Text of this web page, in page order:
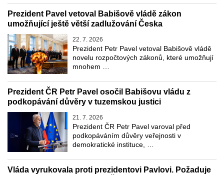
Prezident Pavel vetoval Babišově vládě zákon
umožňující ještě větší zadlužování Česka
22. 7. 2026
Prezident Petr Pavel vetoval Babišově vládě
novelu rozpočtových zákonů, které umožňují
mnohem …
Prezident ČR Petr Pavel osočil Babišovu vládu z
podkopávání důvěry v tuzemskou justici
21. 7. 2026
Prezident ČR Petr Pavel varoval před
podkopáváním důvěry veřejnosti v
demokratické instituce, …
Vláda vyrukovala proti prezidentovi Pavlovi. Požaduje